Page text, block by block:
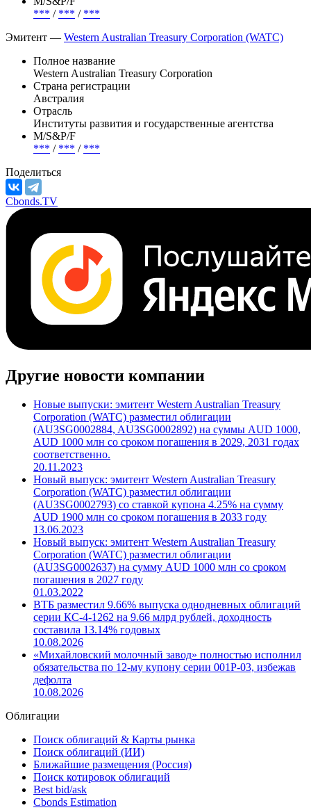
*** / *** / ***
Эмитент — Western Australian Treasury Corporation (WATC)
Полное название
Western Australian Treasury Corporation
Страна регистрации
Австралия
Отрасль
Институты развития и государственные агентства
М/S&P/F
*** / *** / ***
Поделиться
Cbonds.TV
Другие новости компании
Новые выпуски: эмитент Western Australian Treasury
Corporation (WATC) разместил облигации
(AU3SG0002884, AU3SG0002892) на суммы AUD 1000,
AUD 1000 млн со сроком погашения в 2029, 2031 годах
соответственно.
20.11.2023
Новый выпуск: эмитент Western Australian Treasury
Corporation (WATC) разместил облигации
(AU3SG0002793) со ставкой купона 4.25% на сумму
AUD 1900 млн со сроком погашения в 2033 году
13.06.2023
Новый выпуск: эмитент Western Australian Treasury
Corporation (WATC) разместил облигации
(AU3SG0002637) на сумму AUD 1000 млн со сроком
погашения в 2027 году
01.03.2022
ВТБ разместил 9.66% выпуска однодневных облигаций
серии КС-4-1262 на 9.66 млрд рублей, доходность
составила 13.14% годовых
10.08.2026
«Михайловский молочный завод» полностью исполнил
обязательства по 12-му купону серии 001Р-03, избежав
дефолта
10.08.2026
Облигации
Поиск облигаций & Карты рынка
Поиск облигаций (ИИ)
Ближайшие размещения (Россия)
Поиск котировок облигаций
Best bid/ask
Cbonds Estimation